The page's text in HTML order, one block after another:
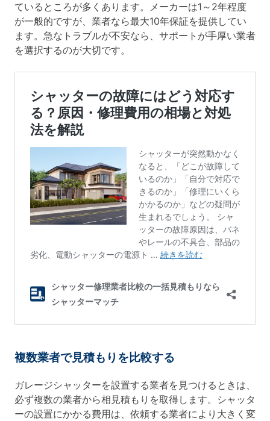
ているところが多くあります。メーカーは1～2年程度
が一般的ですが、業者なら最大10年保証を提供してい
ます。急なトラブルが不安なら、サポートが手厚い業者
を選択するのが大切です。
複数業者で見積もりを比較する
ガレージシャッターを設置する業者を見つけるときは、
必ず複数の業者から相見積もりを取得します。シャッタ
ーの設置にかかる費用は、依頼する業者により大きく変